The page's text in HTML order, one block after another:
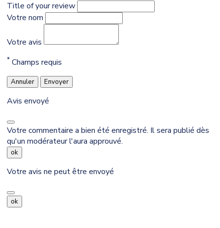
Title of your review
Votre nom
Votre avis
* Champs requis
Annuler Envoyer
Avis envoyé
Votre commentaire a bien été enregistré. Il sera publié dès
qu'un modérateur l'aura approuvé.
ok
Votre avis ne peut être envoyé
ok